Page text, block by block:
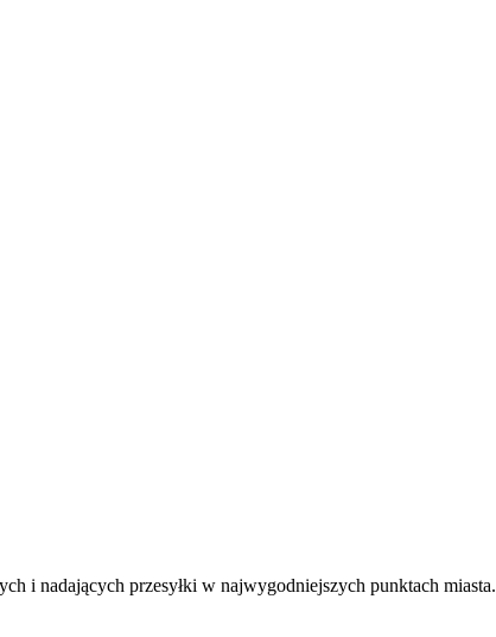
i nadających przesyłki w najwygodniejszych punktach miasta.